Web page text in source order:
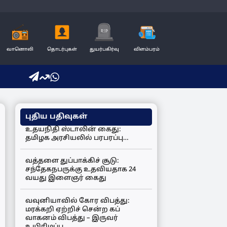
வானொலி தொடர்புகள் துயர்பகிர்வு விளம்பரம்
புதிய பதிவுகள்
உதயநிதி ஸ்டாலின் கைது:
தமிழக அரசியலில் பரபரப்பு…
வத்தளை துப்பாக்கிச் சூடு:
சந்தேகநபருக்கு உதவியதாக 24
வயது இளைஞர் கைது
வவுனியாவில் கோர விபத்து:
மரக்கறி ஏற்றிச் சென்ற கப்
வாகனம் விபத்து – இருவர்